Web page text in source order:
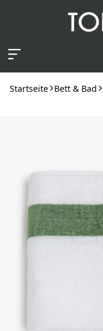
Startseite Bett & Bad